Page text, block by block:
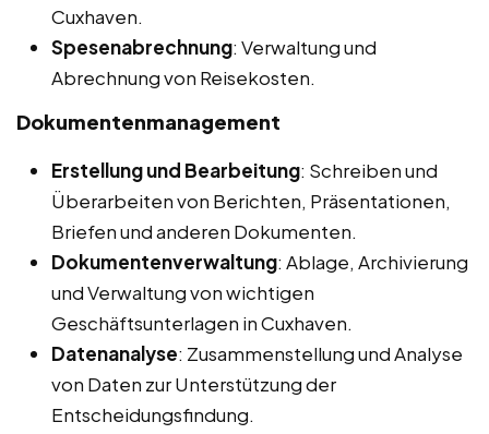
Cuxhaven.
Spesenabrechnung: Verwaltung und
Abrechnung von Reisekosten.
Dokumentenmanagement
Erstellung und Bearbeitung: Schreiben und
Überarbeiten von Berichten, Präsentationen,
Briefen und anderen Dokumenten.
Dokumentenverwaltung: Ablage, Archivierung
und Verwaltung von wichtigen
Geschäftsunterlagen in Cuxhaven.
Datenanalyse: Zusammenstellung und Analyse
von Daten zur Unterstützung der
Entscheidungsfindung.